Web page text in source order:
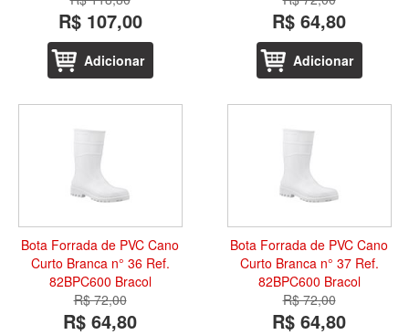
R$ 107,00
Adicionar
R$ 64,80
Adicionar
Bota Forrada de PVC Cano
Curto Branca n° 36 Ref.
82BPC600 Bracol
R$ 72,00
R$ 64,80
Bota Forrada de PVC Cano
Curto Branca n° 37 Ref.
82BPC600 Bracol
R$ 72,00
R$ 64,80